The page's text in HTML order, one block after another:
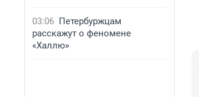
03:06 Петербуржцам
расскажут о феномене
«Халлю»